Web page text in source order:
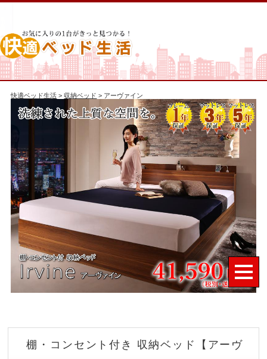
快適ベッド生活 >収納ベッド > アーヴァイン
棚・コンセント付き 収納ベッド【アーヴ